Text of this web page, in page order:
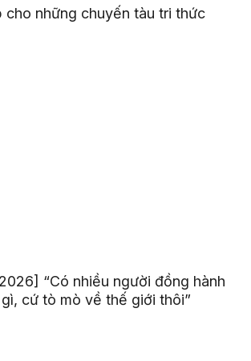
cho những chuyến tàu tri thức
“Có nhiều người đồng hành
cứ tò mò về thế giới thôi”